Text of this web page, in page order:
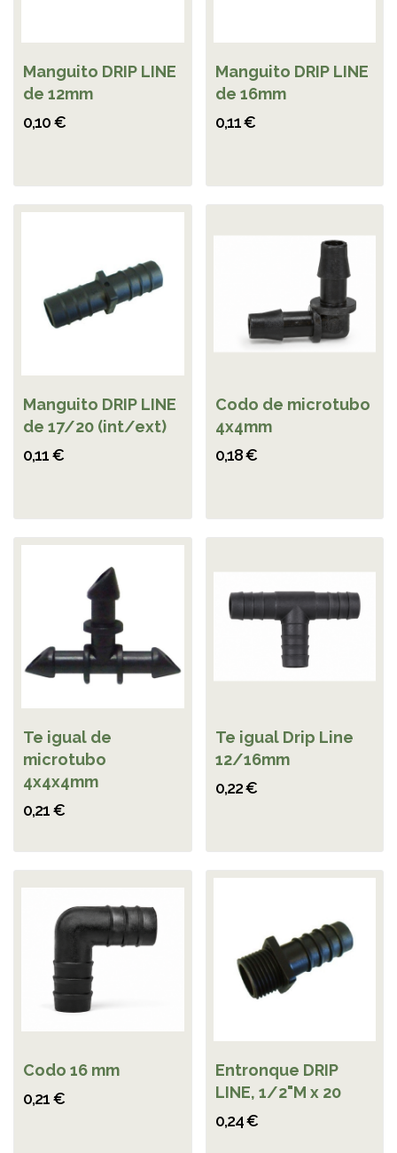
Manguito DRIP LINE
de 12mm
0,10 €
Manguito DRIP LINE
de 16mm
0,11 €
Manguito DRIP LINE
de 17/20 (int/ext)
0,11 €
Codo de microtubo
4x4mm
0,18 €
Te igual de
microtubo
4x4x4mm
0,21 €
Te igual Drip Line
12/16mm
0,22 €
Codo 16 mm
0,21 €
Entronque DRIP
LINE, 1/2"M x 20
0,24 €